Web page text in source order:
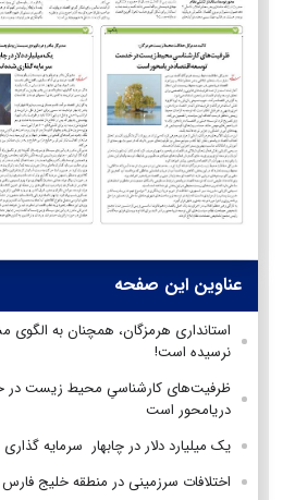
عناوین این صفحه
استانداری هرمزگان، همچنان به الگوی
نرسیده است!
ظرفیت‌های کارشناسیِ محیط زیست در
دریامحور است
یک میلیارد دلار در چابهار سرمایه
اختلافات سرزمینی در منطقه خلیج فارس